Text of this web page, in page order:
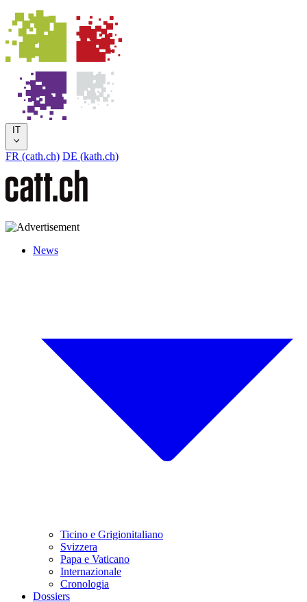
IT
FR (cath.ch) DE (kath.ch)
News
Ticino e Grigionitaliano
Svizzera
Papa e Vaticano
Internazionale
Cronologia
Dossiers